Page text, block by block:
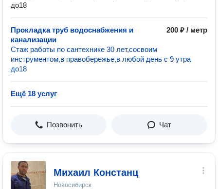
до18
Прокладка труб водоснабжения и
канализации
200 ₽ / метр
Стаж работы по сантехнике 30 лет,сосвоим
инструментом,в правобережье,в любой день с 9 утра
до18
Ещё 18 услуг
Позвонить Чат
Михаил Констанц
Новосибирск